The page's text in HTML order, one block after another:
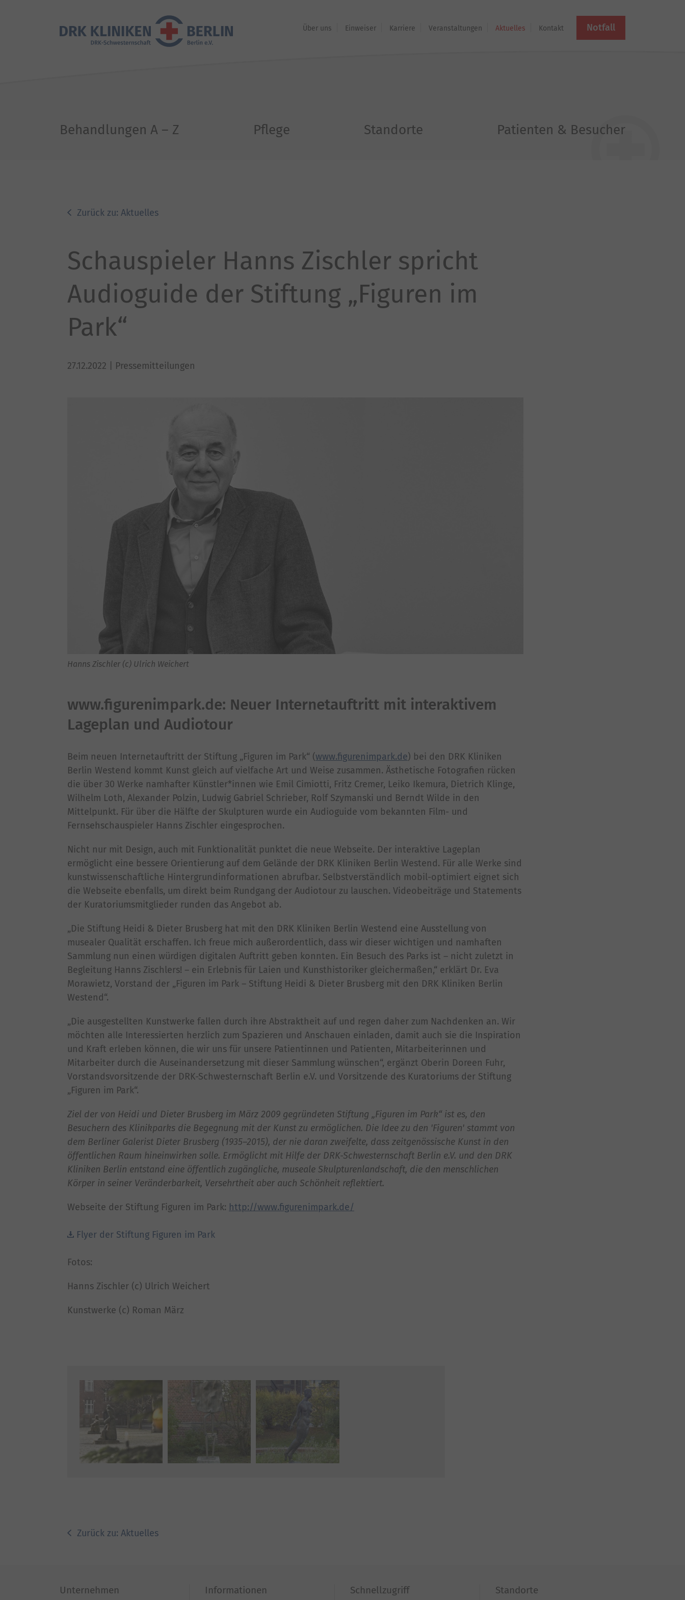
Über uns Einweiser Karriere Veranstaltungen Aktuelles Kontakt Notfall
Behandlungen A – Z Pflege Standorte Patienten & Besucher
Zurück zu: Aktuelles
Schauspieler Hanns Zischler spricht
Audioguide der Stiftung „Figuren im
Park“
27.12.2022 | Pressemitteilungen
Hanns Zischler (c) Ulrich Weichert
www.figurenimpark.de: Neuer Internetauftritt mit interaktivem
Lageplan und Audiotour
Beim neuen Internetauftritt der Stiftung „Figuren im Park“ (www.figurenimpark.de) bei den DRK Kliniken
Berlin Westend kommt Kunst gleich auf vielfache Art und Weise zusammen. Ästhetische Fotografien rücken
die über 30 Werke namhafter Künstler*innen wie Emil Cimiotti, Fritz Cremer, Leiko Ikemura, Dietrich Klinge,
Wilhelm Loth, Alexander Polzin, Ludwig Gabriel Schrieber, Rolf Szymanski und Berndt Wilde in den
Mittelpunkt. Für über die Hälfte der Skulpturen wurde ein Audioguide vom bekannten Film- und
Fernsehschauspieler Hanns Zischler eingesprochen.
Nicht nur mit Design, auch mit Funktionalität punktet die neue Webseite. Der interaktive Lageplan
ermöglicht eine bessere Orientierung auf dem Gelände der DRK Kliniken Berlin Westend. Für alle Werke sind
kunstwissenschaftliche Hintergrundinformationen abrufbar. Selbstverständlich mobil-optimiert eignet sich
die Webseite ebenfalls, um direkt beim Rundgang der Audiotour zu lauschen. Videobeiträge und Statements
der Kuratoriumsmitglieder runden das Angebot ab.
„Die Stiftung Heidi & Dieter Brusberg hat mit den DRK Kliniken Berlin Westend eine Ausstellung von
musealer Qualität erschaffen. Ich freue mich außerordentlich, dass wir dieser wichtigen und namhaften
Sammlung nun einen würdigen digitalen Auftritt geben konnten. Ein Besuch des Parks ist – nicht zuletzt in
Begleitung Hanns Zischlers! – ein Erlebnis für Laien und Kunsthistoriker gleichermaßen,“ erklärt Dr. Eva
Morawietz, Vorstand der „Figuren im Park – Stiftung Heidi & Dieter Brusberg mit den DRK Kliniken Berlin
Westend“.
„Die ausgestellten Kunstwerke fallen durch ihre Abstraktheit auf und regen daher zum Nachdenken an. Wir
möchten alle Interessierten herzlich zum Spazieren und Anschauen einladen, damit auch sie die Inspiration
und Kraft erleben können, die wir uns für unsere Patientinnen und Patienten, Mitarbeiterinnen und
Mitarbeiter durch die Auseinandersetzung mit dieser Sammlung wünschen“, ergänzt Oberin Doreen Fuhr,
Vorstandsvorsitzende der DRK-Schwesternschaft Berlin e.V. und Vorsitzende des Kuratoriums der Stiftung
„Figuren im Park“.
Ziel der von Heidi und Dieter Brusberg im März 2009 gegründeten Stiftung „Figuren im Park“ ist es, den
Besuchern des Klinikparks die Begegnung mit der Kunst zu ermöglichen. Die Idee zu den 'Figuren' stammt von
dem Berliner Galerist Dieter Brusberg (1935–2015), der nie daran zweifelte, dass zeitgenössische Kunst in den
öffentlichen Raum hineinwirken solle. Ermöglicht mit Hilfe der DRK-Schwesternschaft Berlin e.V. und den DRK
Kliniken Berlin entstand eine öffentlich zugängliche, museale Skulpturenlandschaft, die den menschlichen
Körper in seiner Veränderbarkeit, Versehrtheit aber auch Schönheit reflektiert.
Webseite der Stiftung Figuren im Park: http://www.figurenimpark.de/​​​​​​​
Flyer der Stiftung Figuren im Park
Fotos:
Hanns Zischler (c) Ulrich Weichert
Kunstwerke (c) Roman März
Zurück zu: Aktuelles
Unternehmen Informationen Schnellzugriff Standorte